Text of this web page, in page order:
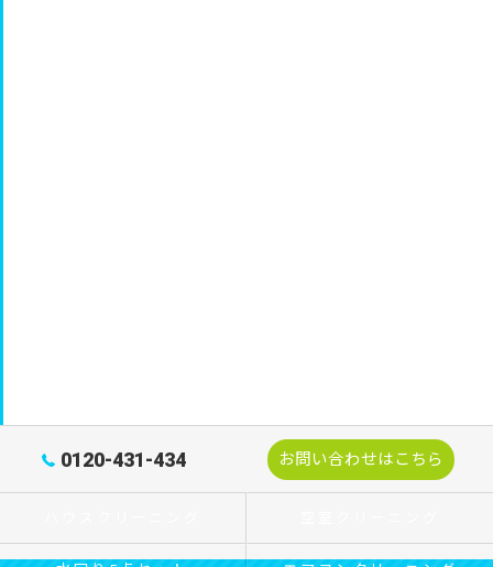
0120-431-434 お問い合わせはこちら